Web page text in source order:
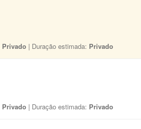
Privado | Duração estimada: Privado
Privado | Duração estimada: Privado